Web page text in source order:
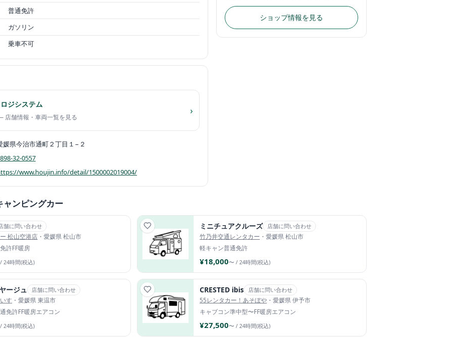
普通免許
ガソリン
乗車不可
ジシステム
店舗情報・車両一覧を見る
›
媛県今治市通町２丁目１−２
32-0557
www.houjin.info/detail/1500002019004/
ショップ情報を見る
ャンピングカー
舗に問い合わせ
松山空港店 ・愛媛県 松山市
許FF暖房
24時間(税込)
ミニチュアクルーズ 店舗に問い合わせ
竹乃井交通レンタカー ・愛媛県 松山市
軽キャン普通免許
¥18,000〜 / 24時間(税込)
ージュ 店舗に問い合わせ
す ・愛媛県 東温市
免許FF暖房エアコン
24時間(税込)
CRESTED ibis 店舗に問い合わせ
55レンタカー！あそぼや ・愛媛県 伊予市
キャブコン準中型〜FF暖房エアコン
¥27,500〜 / 24時間(税込)